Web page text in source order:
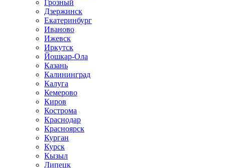
Грозный
Дзержинск
Екатеринбург
Иваново
Ижевск
Иркутск
Йошкар-Ола
Казань
Калининград
Калуга
Кемерово
Киров
Кострома
Краснодар
Красноярск
Курган
Курск
Кызыл
Липецк